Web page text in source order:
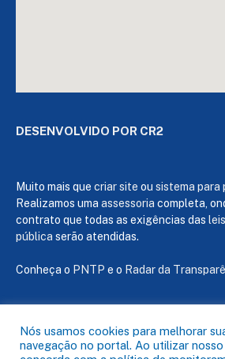
DESENVOLVIDO POR CR2
Muito mais que criar site ou sistema para
Realizamos uma assessoria completa,
contrato que todas as exigências das
pública serão atendidas.
Conheça o PNTP e o Radar da
Todos os direitos reservados a
Nós usamos cookies para melhorar
navegação no portal. Ao utilizar